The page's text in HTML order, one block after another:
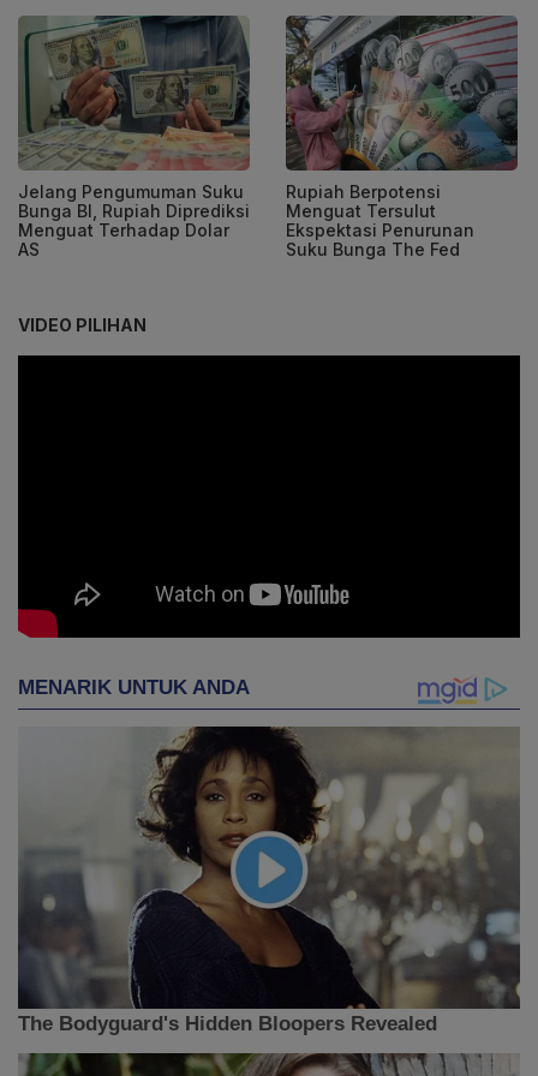
Jelang Pengumuman Suku
Bunga BI, Rupiah Diprediksi
Menguat Terhadap Dolar
AS
Rupiah Berpotensi
Menguat Tersulut
Ekspektasi Penurunan
Suku Bunga The Fed
VIDEO PILIHAN